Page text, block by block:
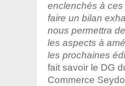
enclenchés à
faire un bilan
nous permettra
les aspects à
les prochaines
fait savoir le DG
Commerce